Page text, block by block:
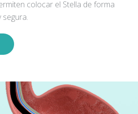
colocar el Stella de forma
segura.